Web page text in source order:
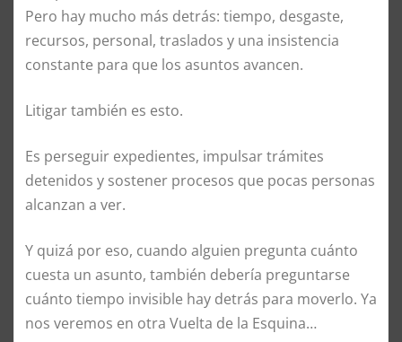
Pero hay mucho más detrás: tiempo, desgaste,
recursos, personal, traslados y una insistencia
constante para que los asuntos avancen.
Litigar también es esto.
Es perseguir expedientes, impulsar trámites
detenidos y sostener procesos que pocas personas
alcanzan a ver.
Y quizá por eso, cuando alguien pregunta cuánto
cuesta un asunto, también debería preguntarse
cuánto tiempo invisible hay detrás para moverlo. Ya
nos veremos en otra Vuelta de la Esquina…